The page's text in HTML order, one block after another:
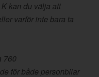
kan du välja att
varför inte bara ta
760
för både personbilar